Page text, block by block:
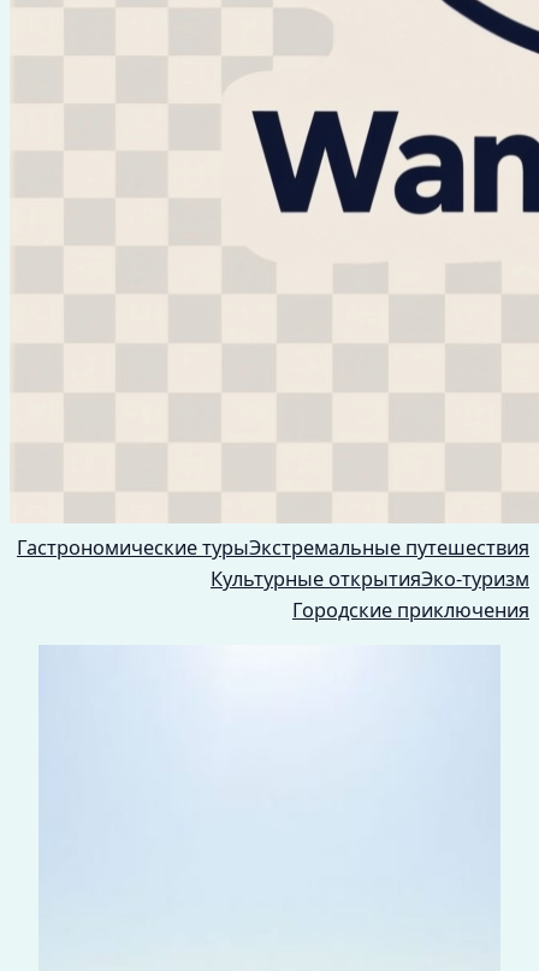
Гастрономические турыЭкстремальные путешествия
Культурные открытияЭко-туризм
Городские приключения